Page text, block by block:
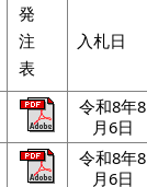
発
注
表
入札日
令和8年8
月6日
令和8年8
月6日